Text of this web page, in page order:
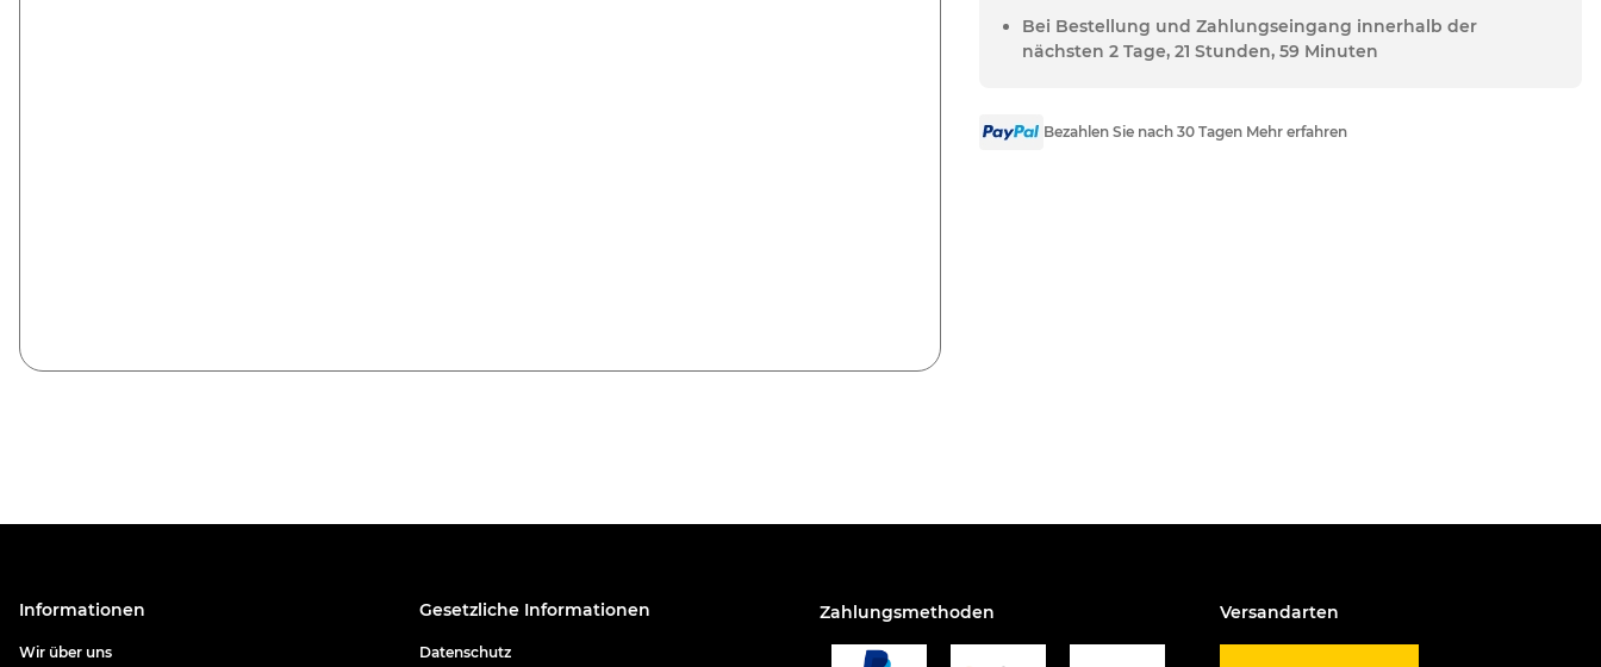
Bei Bestellung und Zahlungseingang innerhalb der
nächsten 2 Tage, 21 Stunden, 59 Minuten
Bezahlen Sie nach 30 Tagen Mehr erfahren
Informationen
Wir über uns
Gesetzliche Informationen
Datenschutz
Zahlungsmethoden Versandarten